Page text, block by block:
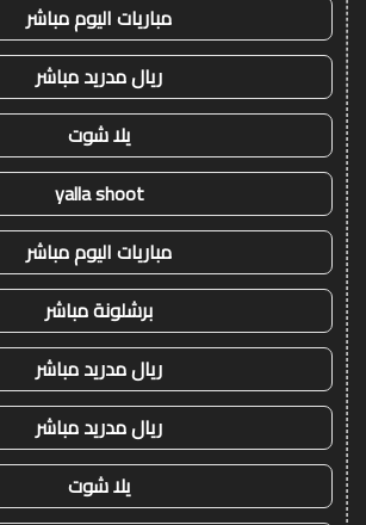
مباريات اليوم مباشر
ريال مدريد مباشر
يلا شوت
yalla shoot
مباريات اليوم مباشر
برشلونة مباشر
ريال مدريد مباشر
ريال مدريد مباشر
يلا شوت